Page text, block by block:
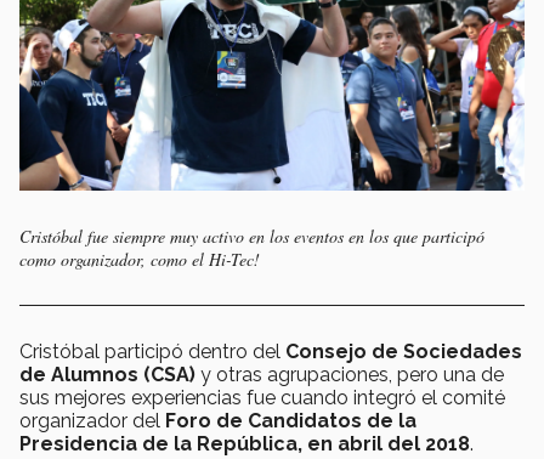
Cristóbal fue siempre muy activo en los eventos en los que participó
como organizador, como el Hi-Tec!
Cristóbal participó dentro del Consejo de Sociedades
de Alumnos (CSA) y otras agrupaciones, pero una de
sus mejores experiencias fue cuando integró el comité
organizador del Foro de Candidatos de la
Presidencia de la República, en abril del 2018.